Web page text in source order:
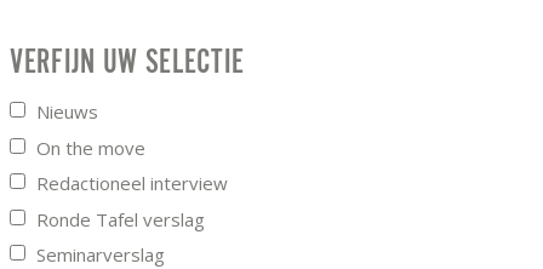
VERFIJN UW SELECTIE
Nieuws
On the move
Redactioneel interview
Ronde Tafel verslag
Seminarverslag